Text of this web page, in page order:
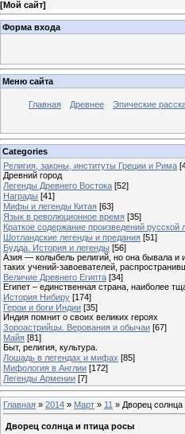
[Мой сайт]
Форма входа
Меню сайта
Главная Древнее Эпические
Categories
Религия, законы, институты Греции и Рима
Древний город
Легенды Древнего Востока [52]
Награды [41]
Мифы и легенды Китая [63]
Язык в революционное время [35]
Краткое содержание произведений русской
Шотландские легенды и предания [51]
Будда. История и легенды [56]
Азия — колыбель религий, но она бывала и
таких учений-завоевателей,
Величие Древнего Египта [34]
Египет – единственная страна, наиболее
История Нибиру [174]
Герои и боги Индии [35]
Индия помнит о своих великих героях
Зороастрийцы. Верования и обычаи [67]
Майя [81]
Быт, религия, культура.
Лошадь в легендах и мифах [85]
Мифология в Англии [172]
Легенды Армении [7]
Главная » 2014 » Март » 11 » Дворец
Дворец солнца и птица росы